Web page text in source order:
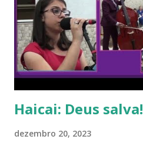
Haicai: Deus salva!
dezembro 20, 2023